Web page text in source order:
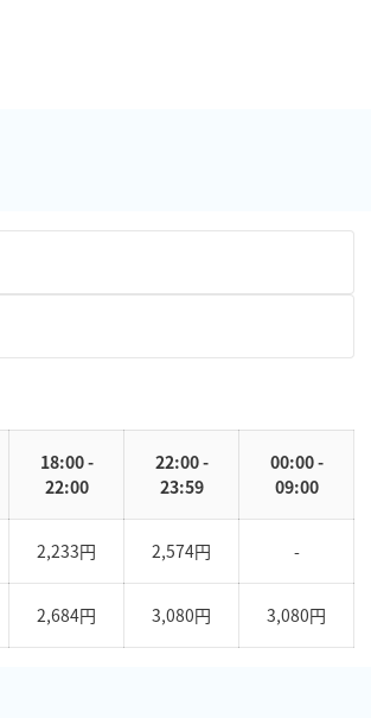
18:00 -
22:00
22:00 -
23:59
00:00 -
09:00
2,233円 2,574円 -
2,684円 3,080円 3,080円